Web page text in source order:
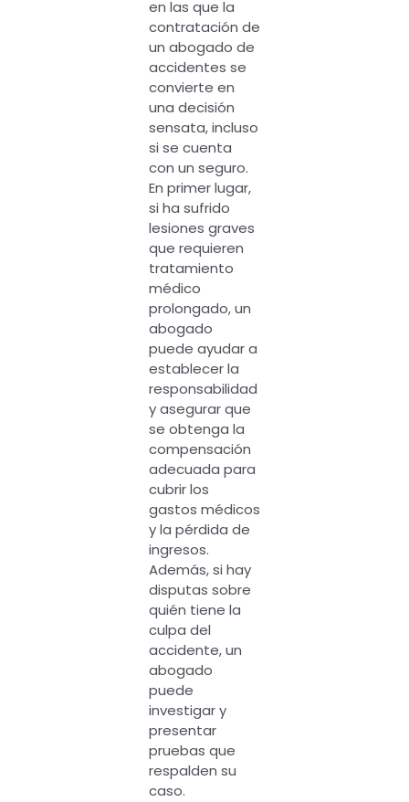
en las que la
contratación de
un abogado de
accidentes se
convierte en
una decisión
sensata, incluso
si se cuenta
con un seguro.
En primer lugar,
si ha sufrido
lesiones graves
que requieren
tratamiento
médico
prolongado, un
abogado
puede ayudar a
establecer la
responsabilidad
y asegurar que
se obtenga la
compensación
adecuada para
cubrir los
gastos médicos
y la pérdida de
ingresos.
Además, si hay
disputas sobre
quién tiene la
culpa del
accidente, un
abogado
puede
investigar y
presentar
pruebas que
respalden su
caso.